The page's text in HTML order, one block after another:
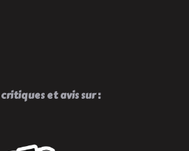
critiques et avis sur :